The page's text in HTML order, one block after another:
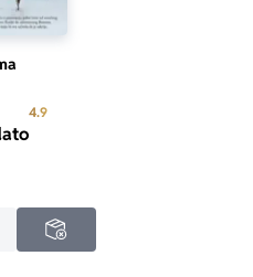
4.9Prosecna ocena je 4.9 od 5
u omiljene
NEDOSTUPNO